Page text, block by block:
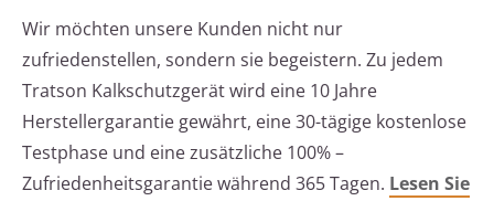
Wir möchten unsere Kunden nicht nur
zufriedenstellen, sondern sie begeistern. Zu jedem
Tratson Kalkschutzgerät wird eine 10 Jahre
Herstellergarantie gewährt, eine 30-tägige kostenlose
Testphase und eine zusätzliche 100% –
Zufriedenheitsgarantie während 365 Tagen. Lesen Sie